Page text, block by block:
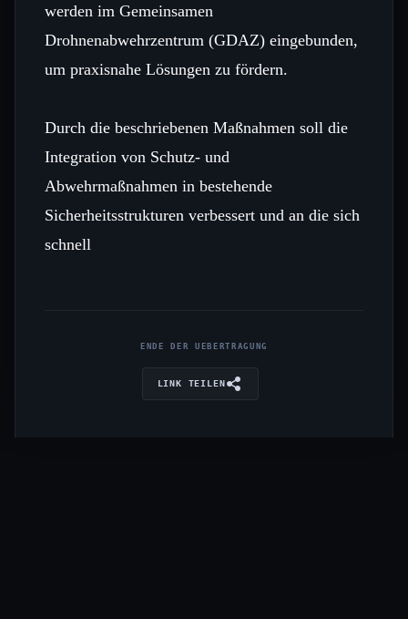
werden im Gemeinsamen
Drohnenabwehrzentrum (GDAZ) eingebunden,
um praxisnahe Lösungen zu fördern.
Durch die beschriebenen Maßnahmen soll die
Integration von Schutz‑ und
Abwehrmaßnahmen in bestehende
Sicherheitsstrukturen verbessert und an die sich
schnell
ENDE DER UEBERTRAGUNG
LINK TEILEN